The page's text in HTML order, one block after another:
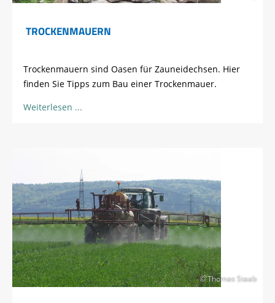
TROCKENMAUERN
Trockenmauern sind Oasen für Zauneidechsen. Hier
finden Sie Tipps zum Bau einer Trockenmauer.
Weiterlesen
© Thomas Staab